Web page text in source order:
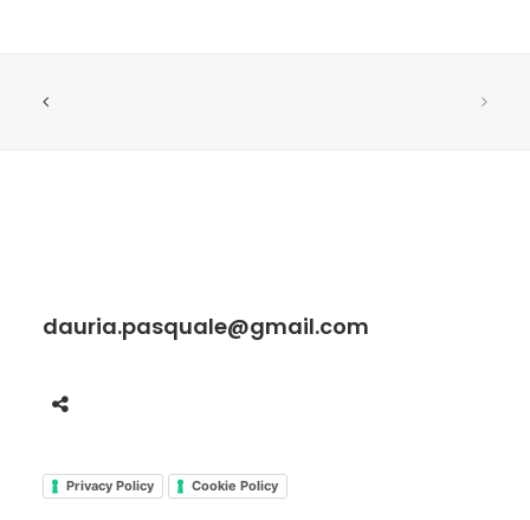
dauria.pasquale@gmail.com
Privacy Policy Cookie Policy